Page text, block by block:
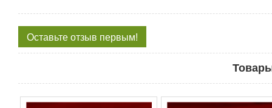
Оставьте отзыв первым!